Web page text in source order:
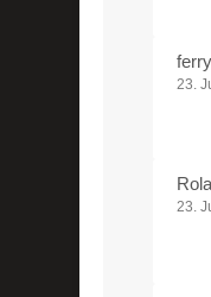
ferry
23.
23.